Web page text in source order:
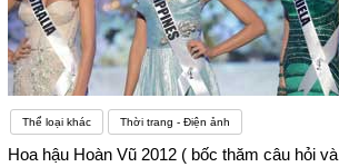
Thể loại khác Thời trang - Điện ảnh
Hoa hậu Hoàn Vũ 2012 ( bốc thăm câu hỏi và